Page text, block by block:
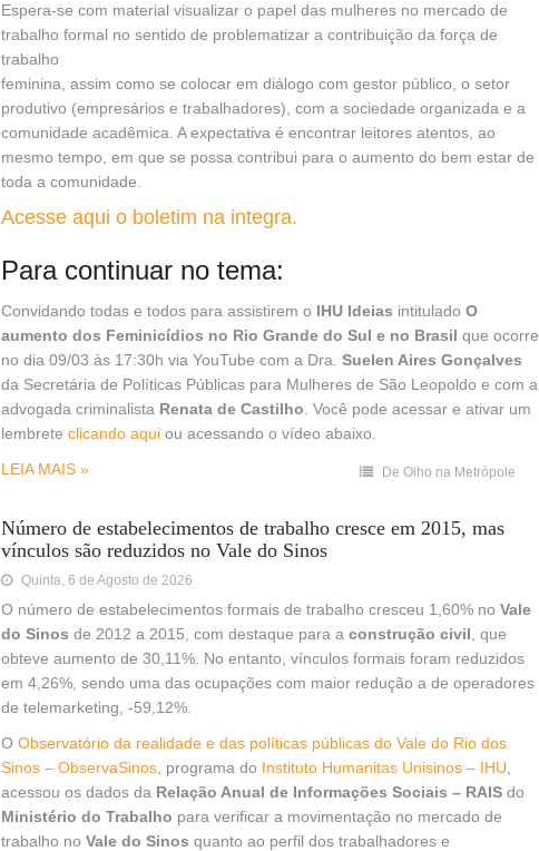
Espera-se com material visualizar o papel das mulheres no mercado de
trabalho formal no sentido de problematizar a contribuição da força de
trabalho
feminina, assim como se colocar em diálogo com gestor público, o setor
produtivo (empresários e trabalhadores), com a sociedade organizada e a
comunidade acadêmica. A expectativa é encontrar leitores atentos, ao
mesmo tempo, em que se possa contribui para o aumento do bem estar de
toda a comunidade.
Acesse aqui o boletim na integra.
Para continuar no tema:
Convidando todas e todos para assistirem o IHU Ideias intitulado O
aumento dos Feminicídios no Rio Grande do Sul e no Brasil que ocorre
no dia 09/03 às 17:30h via YouTube com a Dra. Suelen Aires Gonçalves
da Secretária de Políticas Públicas para Mulheres de São Leopoldo e com a
advogada criminalista Renata de Castilho . Você pode acessar e ativar um
lembrete clicando aquiou acessando o vídeo abaixo.
LEIA MAIS »
De Olho na Metrópole
Número de estabelecimentos de trabalho cresce em 2015, mas
vínculos são reduzidos no Vale do Sinos
Quinta, 6 de Agosto de 2026
O número de estabelecimentos formais de trabalho cresceu 1,60% no Vale
do Sinos de 2012 a 2015, com destaque para a construção civil , que
obteve aumento de 30,11%. No entanto, vínculos formais foram reduzidos
em 4,26%, sendo uma das ocupações com maior redução a de operadores
de telemarketing, -59,12%.
O Observatório da realidade e das políticas públicas do Vale do Rio dos
Sinos – ObservaSinos, programa do Instituto Humanitas Unisinos – IHU
acessou os dados da Relação Anual de Informações Sociais – RAISdo
Ministério do Trabalho para verificar a movimentação no mercado de
trabalho no Vale do Sinos quanto ao perfil dos trabalhadores e